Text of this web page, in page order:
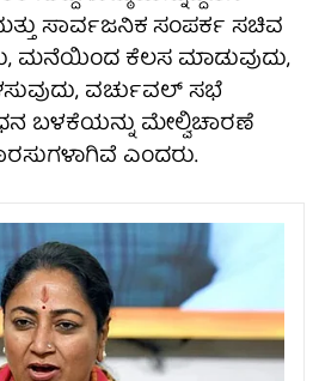
ಸಾರ್ವಜನಿಕ ಸಂಪರ್ಕ ಸಚಿವ
ಮನೆಯಿಂದ ಕೆಲಸ ಮಾಡುವುದು,
ವರ್ಚುವಲ್ ಸಭೆ
ಬಳಕೆಯನ್ನು ಮೇಲ್ವಿಚಾರಣೆ
ಎಂದರು.